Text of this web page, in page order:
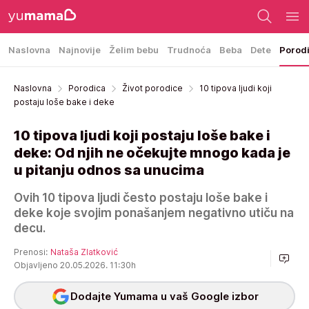
Naslovna Najnovije Želim bebu Trudnoća Beba Dete
Naslovna Porodica Život porodice
10 tipova ljudi koji
postaju loše bake i deke
10 tipova ljudi koji postaju loše bake i
deke: Od njih ne očekujte mnogo kada je
u pitanju odnos sa unucima
Ovih 10 tipova ljudi često postaju loše bake i
deke koje svojim ponašanjem negativno utiču na
decu.
Prenosi: Nataša Zlatković
Objavljeno 20.05.2026. 11:30h
Dodajte Yumama u vaš Google izbor